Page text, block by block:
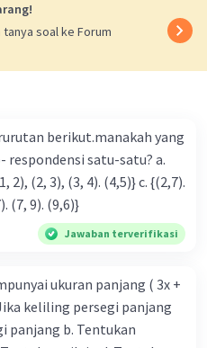
soal ke Forum
berikut.manakah yang
(5,7). (7, 9). (9,6)}
Jawaban terverifikasi
ukuran panjang ( 3x +
keliling persegi panjang
panjang b. Tentukan